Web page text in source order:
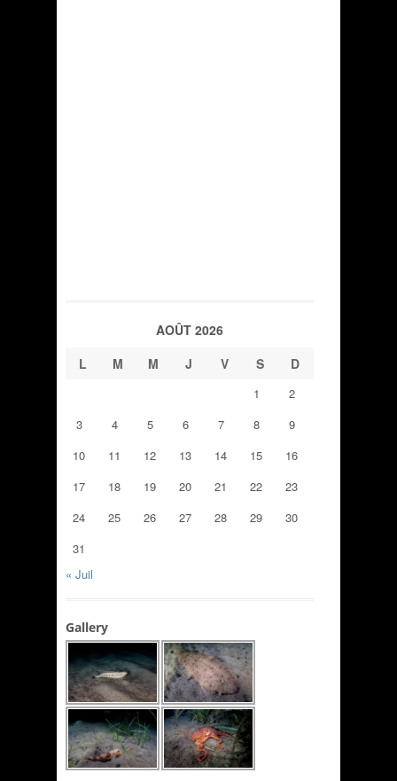
AOÛT 2026
L
M M J V S D
1
2
3
4 5 6 7 8
9
10
11 12 13 14 15
16
17
18 19 20 21 22
23
24
25 26 27 28 29
30
31
« Juil
Gallery